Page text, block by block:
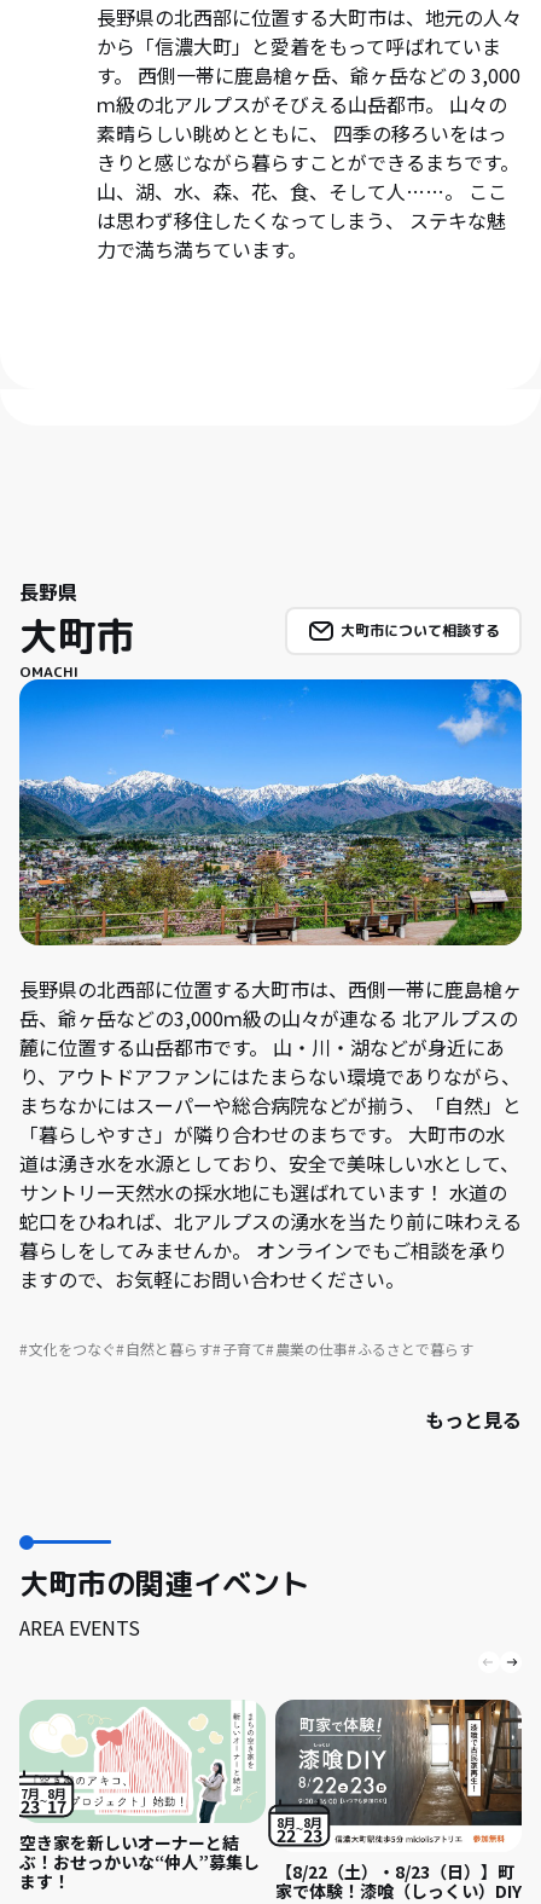
長野県の北西部に位置する大町市は、地元の人々
から「信濃大町」と愛着をもって呼ばれていま
す。 西側一帯に鹿島槍ヶ岳、爺ヶ岳などの 3,000
ｍ級の北アルプスがそびえる山岳都市。 山々の
素晴らしい眺めとともに、 四季の移ろいをはっ
きりと感じながら暮らすことができるまちです。
山、湖、水、森、花、食、そして人……。 ここ
は思わず移住したくなってしまう、 ステキな魅
力で満ち満ちています。
長野県
大町市
OMACHI
大町市について相談する
長野県の北西部に位置する大町市は、西側一帯に鹿島槍ヶ
岳、爺ヶ岳などの3,000ｍ級の山々が連なる 北アルプスの
麓に位置する山岳都市です。 山・川・湖などが身近にあ
り、アウトドアファンにはたまらない環境でありながら、
まちなかにはスーパーや総合病院などが揃う、「自然」と
「暮らしやすさ」が隣り合わせのまちです。 大町市の水
道は湧き水を水源としており、安全で美味しい水として、
サントリー天然水の採水地にも選ばれています！ 水道の
蛇口をひねれば、北アルプスの湧水を当たり前に味わえる
暮らしをしてみませんか。 オンラインでもご相談を承り
ますので、お気軽にお問い合わせください。
文化をつなぐ 自然と暮らす 子育て 農業の仕事 ふるさとで暮らす
もっと見る
大町市の関連イベント
AREA EVENTS
7月
23
8月
17
空き家を新しいオーナーと結
ぶ！おせっかいな“仲人”募集し
ます！
8月
22
8月
23
【8/22（土）・8/23（日）】町
家で体験！漆喰（しっくい）DIY